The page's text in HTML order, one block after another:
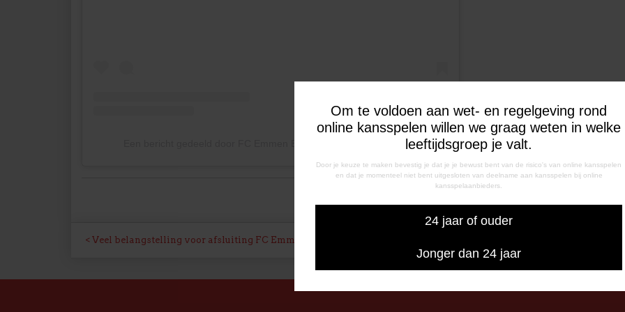
Om te voldoen aan wet- en regelgeving rond
online kansspelen willen we graag weten in welke
leeftijdsgroep je valt.
Door je keuze te maken bevestig je dat je je bewust bent van de risico's van online kansspelen
en dat je momenteel niet bent uitgesloten van deelname aan kansspelen bij online
kansspelaanbieders.
24 jaar of ouder
Jonger dan 24 jaar
Een bericht gedeeld door FC Emmen Esports (@esportsfcemmen)
BERICHT
Veel belangstelling voor afsluiting FC Emmen De Straat Op